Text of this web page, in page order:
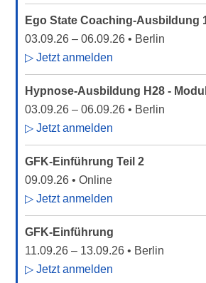
Ego State Coaching-Ausbildung
03.09.26 – 06.09.26 • Berlin
▷ Jetzt anmelden
Hypnose-Ausbildung H28 -
03.09.26 – 06.09.26 • Berlin
▷ Jetzt anmelden
GFK-Einführung Teil 2
09.09.26 • Online
▷ Jetzt anmelden
GFK-Einführung
11.09.26 – 13.09.26 • Berlin
▷ Jetzt anmelden